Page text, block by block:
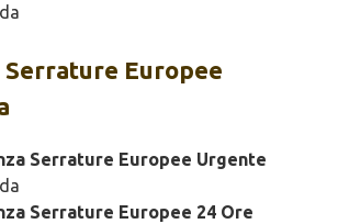
Serrature Europee
Serrature Europee Urgente
Serrature Europee 24 Ore